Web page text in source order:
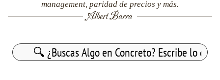
management, paridad de precios y más.
Albert Barra
Buscar: